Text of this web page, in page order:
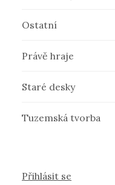
Ostatní
Právě hraje
Staré desky
Tuzemská tvorba
Přihlásit se